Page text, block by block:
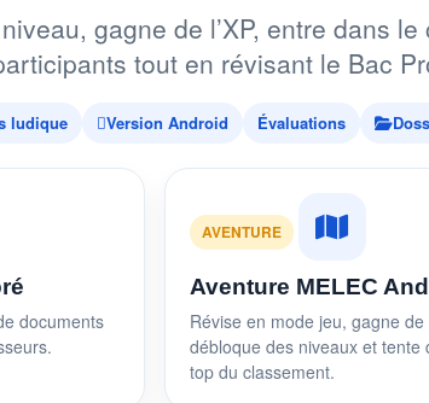
gagne de l’XP, entre dans
tout en révisant le Bac
ludique Version Android Évaluations
documents
AVENTURE
Aventure MELEC
Révise en mode jeu, gagne de
débloque des niveaux et tente
top du classement.